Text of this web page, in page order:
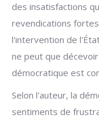
des insatisfactions
revendications
l'intervention de
ne peut que
démocratique est
Selon l'auteur, la
sentiments de